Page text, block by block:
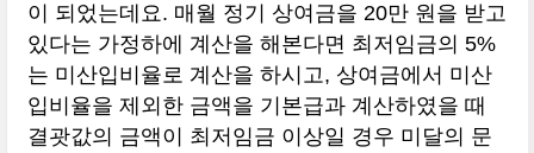
이 되었는데요. 매월 정기 상여금을 20만 원을 받고
있다는 가정하에 계산을 해본다면 최저임금의 5%
는 미산입비율로 계산을 하시고, 상여금에서 미산
입비율을 제외한 금액을 기본급과 계산하였을 때
결괏값의 금액이 최저임금 이상일 경우 미달의 문